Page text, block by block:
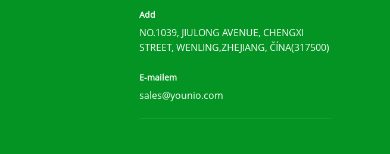
Add
NO.1039, JIULONG AVENUE, CHENGXI
STREET, WENLING,ZHEJIANG, ČÍNA(317500)
E-mailem
sales@younio.com